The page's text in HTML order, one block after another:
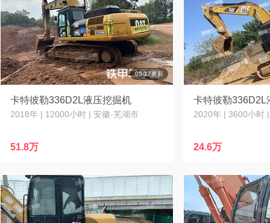
05-17更新
卡特彼勒336D2L液压挖掘机
2018年 | 12000小时 | 安徽-芜湖市
51.8万
卡特彼勒336D2L
2020年 | 3600小时
24.6万